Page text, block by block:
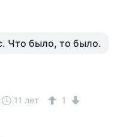
Что было, то было.
11 лет 1